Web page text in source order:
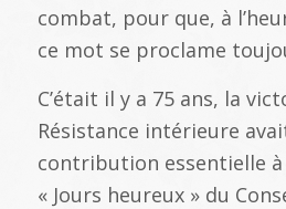
combat, pour que, à
ce mot se proclame
C’était il y a 75 ans, la
Résistance intérieure
contribution essentielle
« Jours heureux » du